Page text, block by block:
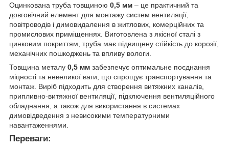
Оцинкована труба товщиною 0,5 мм – це практичний та
довговічний елемент для монтажу систем вентиляції,
повітроводів і димовидалення в житлових, комерційних та
промислових приміщеннях. Виготовлена з якісної сталі з
цинковим покриттям, труба має підвищену стійкість до корозії,
механічних пошкоджень та впливу вологи.
Товщина металу 0,5 мм забезпечує оптимальне поєднання
міцності та невеликої ваги, що спрощує транспортування та
монтаж. Виріб підходить для створення витяжних каналів,
припливно-витяжної вентиляції, підключення вентиляційного
обладнання, а також для використання в системах
димовідведення з невисокими температурними
навантаженнями.
Переваги: